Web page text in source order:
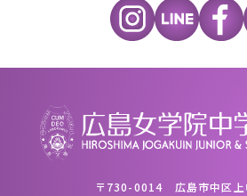
〒730-0014 広島市中区